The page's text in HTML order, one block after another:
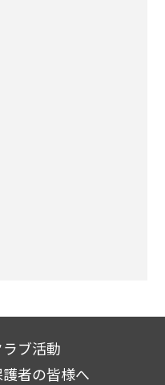
ラブ活動
者の皆様へ